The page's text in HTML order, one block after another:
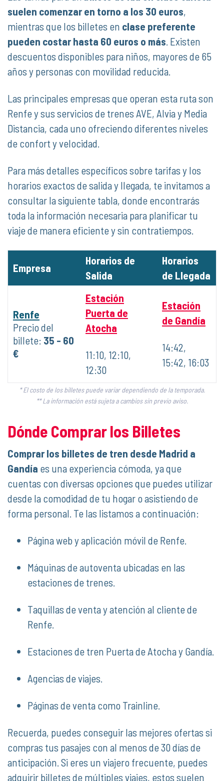
suelen comenzar en torno a los 30 euros,
mientras que los billetes en clase preferente
pueden costar hasta 60 euros o más . Existen
descuentos disponibles para niños, mayores de 65
años y personas con movilidad reducida.
Las principales empresas que operan esta ruta son
Renfe y sus servicios de trenes AVE, Alvia y Media
Distancia, cada uno ofreciendo diferentes niveles
de confort y velocidad.
Para más detalles específicos sobre tarifas y los
horarios exactos de salida y llegada, te invitamos a
consultar la siguiente tabla, donde encontrarás
toda la información necesaria para planificar tu
viaje de manera eficiente y sin contratiempos.
Empresa
Horarios de
Salida
Horarios
de Llegada
Renfe
Precio del
billete: 35 - 60
€
Estación
Puerta de
Atocha
11:10, 12:10,
12:30
Estación
de Gandía
14:42,
15:42, 16:03
* El costo de los billetes puede variar dependiendo de la temporada.
** La información está sujeta a cambios sin previo aviso.
Dónde Comprar los Billetes
Comprar los billetes de tren desde Madrid a
Gandía es una experiencia cómoda, ya que
cuentas con diversas opciones que puedes utilizar
desde la comodidad de tu hogar o asistiendo de
forma personal. Te las listamos a continuación:
Página web y aplicación móvil de Renfe.
Máquinas de autoventa ubicadas en las
estaciones de trenes.
Taquillas de venta y atención al cliente de
Renfe.
Estaciones de tren Puerta de Atocha y Gandía.
Agencias de viajes.
Páginas de venta como Trainline.
Recuerda, puedes conseguir las mejores ofertas si
compras tus pasajes con al menos de 30 días de
anticipación. Si eres un viajero frecuente, puedes
adquirir billetes de múltiples viajes, estos suelen